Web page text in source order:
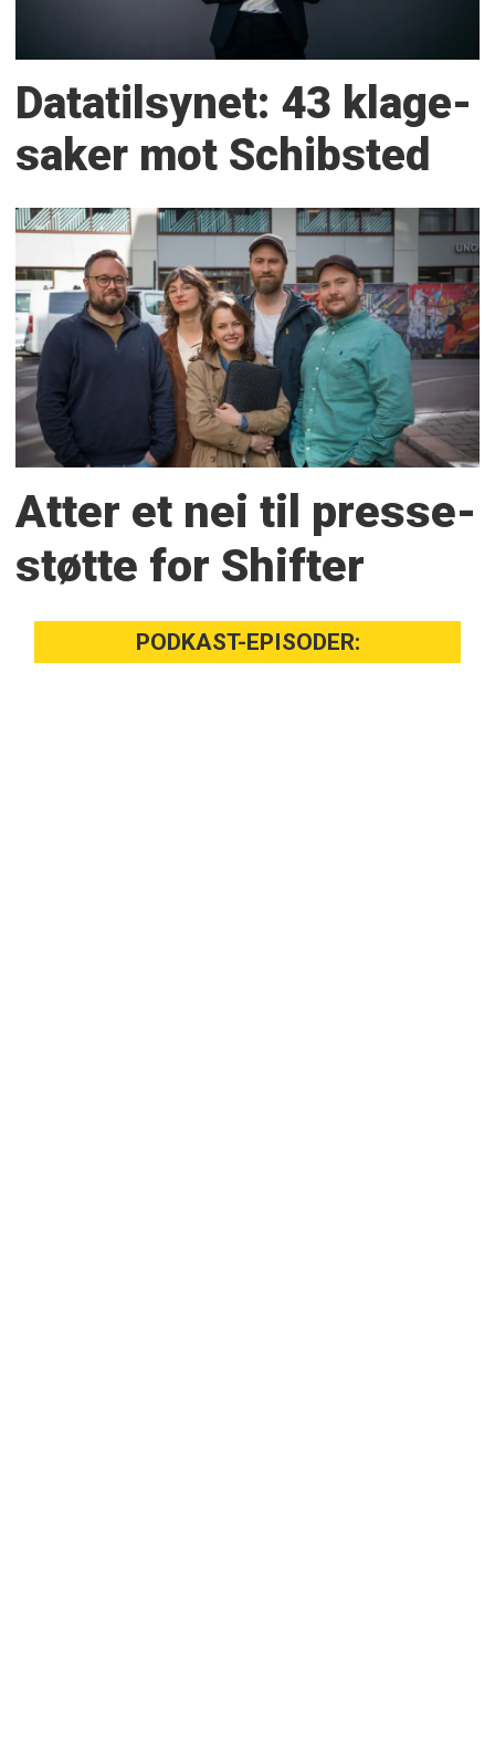
Datatilsynet: 43 klage­
saker mot Schibsted
Atter et nei til presse­
støtte for Shifter
PODKAST-EPISODER: